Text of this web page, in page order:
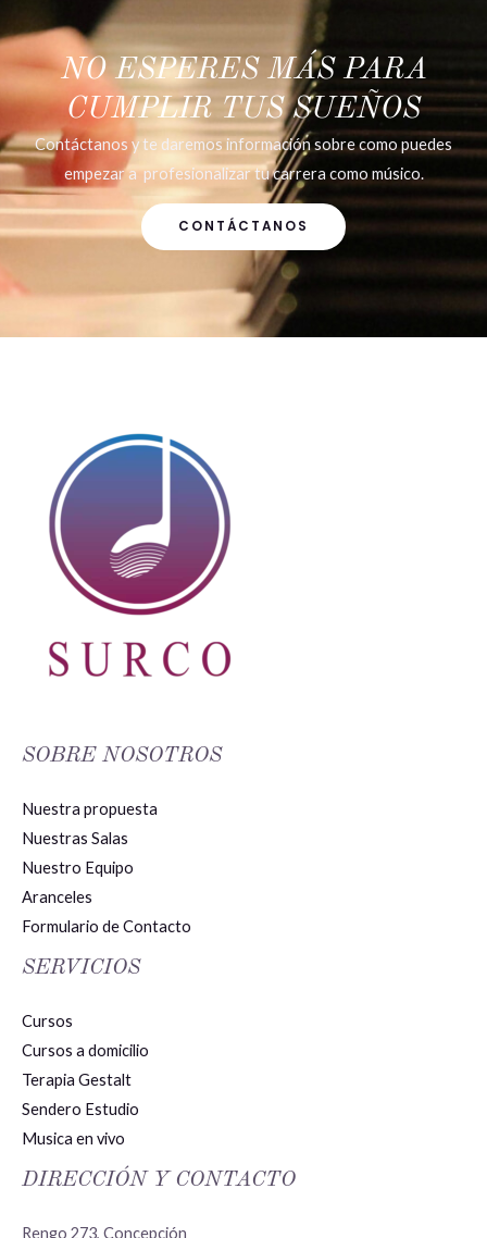
NO ESPERES MÁS PARA
CUMPLIR TUS SUEÑOS
Contáctanos y te daremos información sobre como puedes
empezar a profesionalizar tu carrera como músico.
CONTÁCTANOS
SOBRE NOSOTROS
Nuestra propuesta
Nuestras Salas
Nuestro Equipo
Aranceles
Formulario de Contacto
SERVICIOS
Cursos
Cursos a domicilio
Terapia Gestalt
Sendero Estudio
Musica en vivo
DIRECCIÓN Y CONTACTO
Rengo 273, Concepción